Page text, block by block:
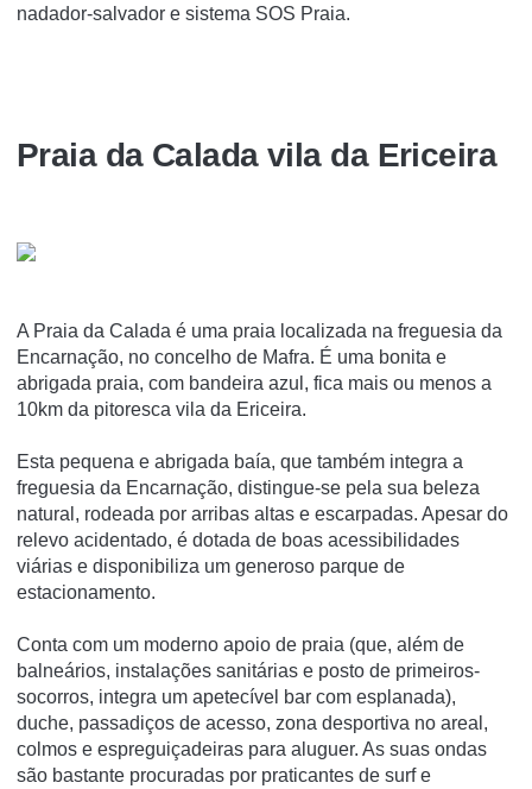
nadador-salvador e sistema SOS Praia.
Praia da Calada vila da Ericeira
A Praia da Calada é uma praia localizada na freguesia da
Encarnação, no concelho de Mafra. É uma bonita e
abrigada praia, com bandeira azul, fica mais ou menos a
10km da pitoresca vila da Ericeira.
Esta pequena e abrigada baía, que também integra a
freguesia da Encarnação, distingue-se pela sua beleza
natural, rodeada por arribas altas e escarpadas. Apesar do
relevo acidentado, é dotada de boas acessibilidades
viárias e disponibiliza um generoso parque de
estacionamento.
Conta com um moderno apoio de praia (que, além de
balneários, instalações sanitárias e posto de primeiros-
socorros, integra um apetecível bar com esplanada),
duche, passadiços de acesso, zona desportiva no areal,
colmos e espreguiçadeiras para aluguer. As suas ondas
são bastante procuradas por praticantes de surf e